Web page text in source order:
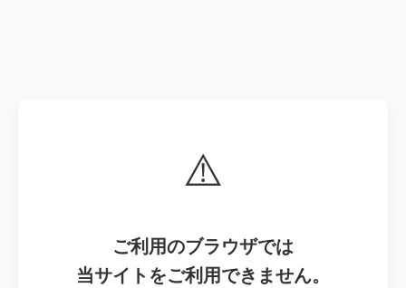
⚠️
ご利用のブラウザでは
当サイトをご利用できません。